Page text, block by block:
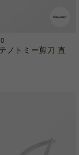
ノトミー剪刀 直